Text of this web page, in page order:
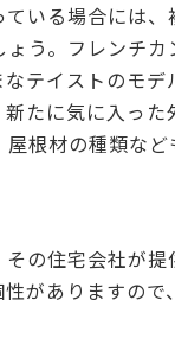
いる場合には
う。フレンチ
テイストのモ
たに気に入っ
根材の種類など
の住宅会社が
がありますの